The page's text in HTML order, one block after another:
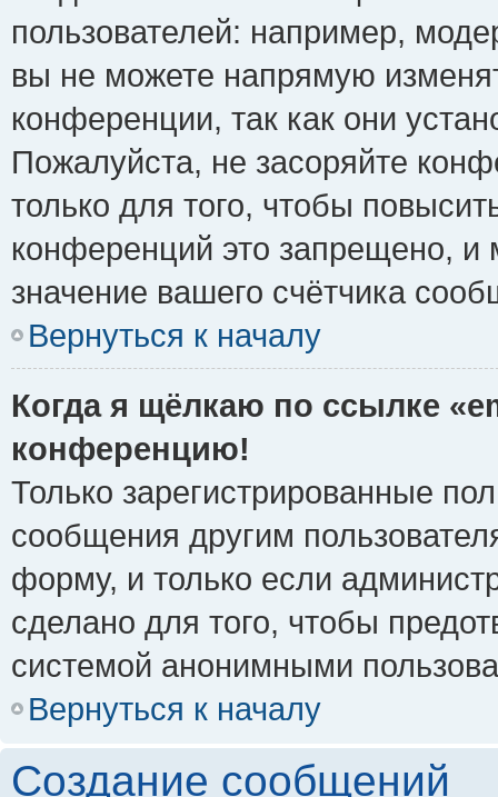
пользователей: например,
вы не можете напрямую
конференции, так как они
Пожалуйста, не засоряйте
только для того, чтобы
конференций это запрещено, и
значение вашего счётчика
Вернуться к началу
Когда я щёлкаю по ссылке
конференцию!
Только зарегистрированные
сообщения другим
форму, и только если
сделано для того, чтобы
системой анонимными
Вернуться к началу
Создание сообщений